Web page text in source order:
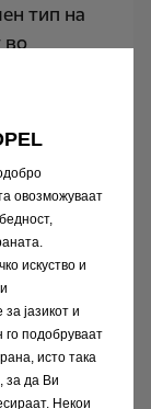
тип на
во
на
од
кабелот
станица
повеќе
ја
се
овозможуваат
искуство и
јазикот и
го подобруваат
исто така
за да Ви
Некои